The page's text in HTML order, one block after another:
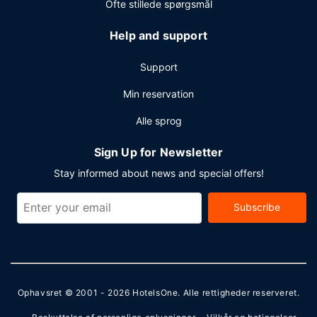
Ofte stillede spørgsmål
Help and support
Support
Min reservation
Alle sprog
Sign Up for Newsletter
Stay informed about news and special offers!
Subscribe
Ophavsret © 2001 - 2026 HotelsOne. Alle rettigheder reserveret.